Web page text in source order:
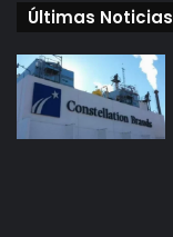
Últimas Noticias